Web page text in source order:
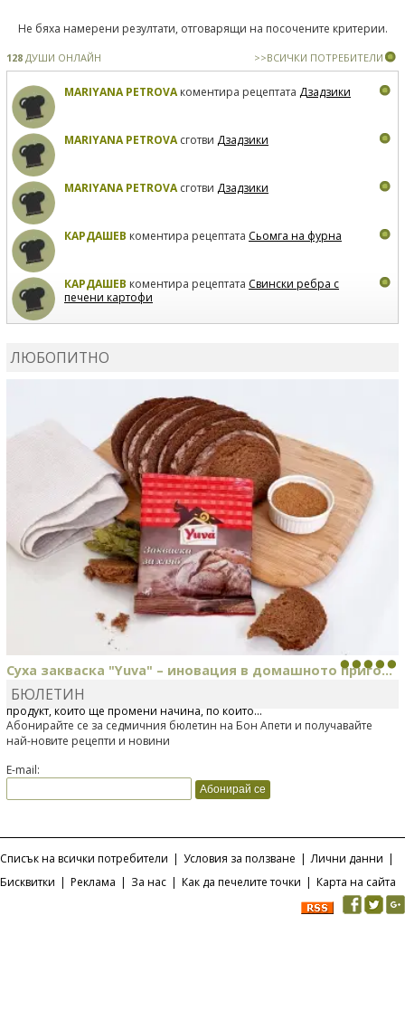
Не бяха намерени резултати, отговарящи на посочените критерии.
128 ДУШИ ОНЛАЙН >>ВСИЧКИ ПОТРЕБИТЕЛИ
MARIYANA PETROVAкоментира рецептата Дзадзики
MARIYANA PETROVAсготви Дзадзики
MARIYANA PETROVAсготви Дзадзики
КАРДАШЕВ коментира рецептата Сьомга на фурна
КАРДАШЕВ коментира рецептата Свински ребра с
печени картофи
ЛЮБОПИТНО
Суха закваска "Yuva" – иновация в домашното приго...
Отскоро Лесафр България стартира предлагането на изцяло нов
продукт, който ще промени начина, по който...
БЮЛЕТИН
Абонирайте се за седмичния бюлетин на Бон Апети и получавайте
най-новите рецепти и новини
E-mail:
Списък на всички потребители | Условия за ползване | Лични данни |
Бисквитки | Реклама | За нас | Как да печелите точки | Карта на сайта